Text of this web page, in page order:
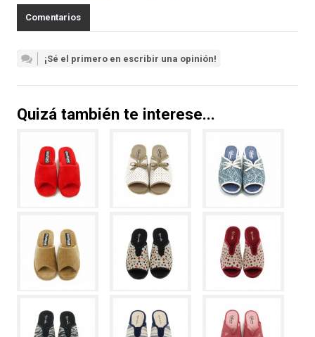
Comentarios
¡Sé el primero en escribir una opinión!
Quizá también te interese...